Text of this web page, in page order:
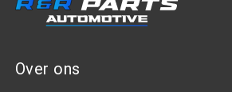
Over ons